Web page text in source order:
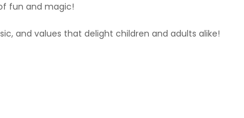
fun and magic!
and values that delight children and adults alike!